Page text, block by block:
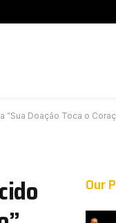
Doação Toca o
Our